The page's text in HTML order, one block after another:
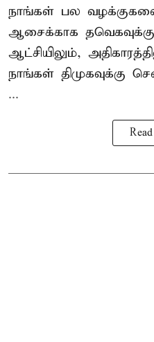
நாங்கள் பல
ஆசைக்காக
ஆட்சியிலும்,
நாங்கள் திமுகவுக்கு
...